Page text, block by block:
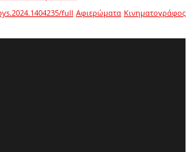
full Αφιερώματα Κινηματογράφος